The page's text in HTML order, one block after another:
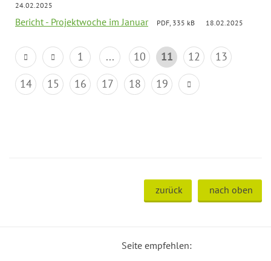
24.02.2025
Bericht - Projektwoche im Januar PDF, 335 kB 18.02.2025
1 ... 10 11 12
13
14
15 16 17 18 19
zurück nach oben
Seite empfehlen: